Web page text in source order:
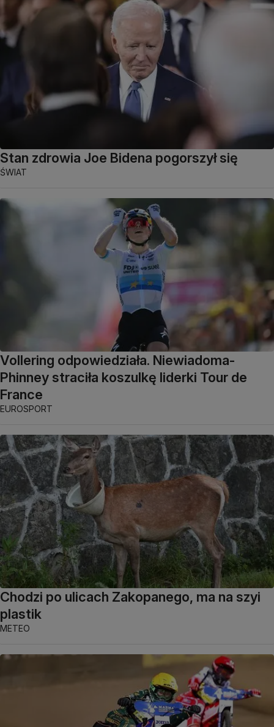
Stan zdrowia Joe Bidena pogorszył się
ŚWIAT
Vollering odpowiedziała. Niewiadoma-
Phinney straciła koszulkę liderki Tour de
France
EUROSPORT
Chodzi po ulicach Zakopanego, ma na szyi
plastik
METEO